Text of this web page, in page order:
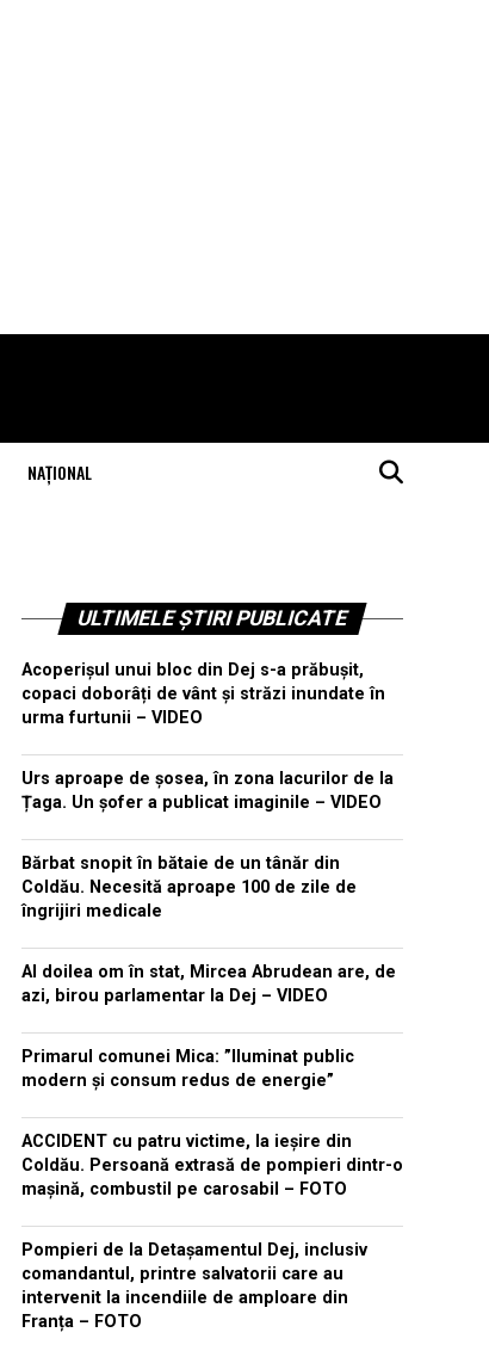
NAŢIONAL
ULTIMELE ȘTIRI PUBLICATE
Acoperișul unui bloc din Dej s-a prăbușit,
copaci doborâți de vânt și străzi inundate în
urma furtunii – VIDEO
Urs aproape de șosea, în zona lacurilor de la
Țaga. Un șofer a publicat imaginile – VIDEO
Bărbat snopit în bătaie de un tânăr din
Coldău. Necesită aproape 100 de zile de
îngrijiri medicale
Al doilea om în stat, Mircea Abrudean are, de
azi, birou parlamentar la Dej – VIDEO
Primarul comunei Mica: ”Iluminat public
modern și consum redus de energie”
ACCIDENT cu patru victime, la ieșire din
Coldău. Persoană extrasă de pompieri dintr-o
mașină, combustil pe carosabil – FOTO
Pompieri de la Detașamentul Dej, inclusiv
comandantul, printre salvatorii care au
intervenit la incendiile de amploare din
Franța – FOTO